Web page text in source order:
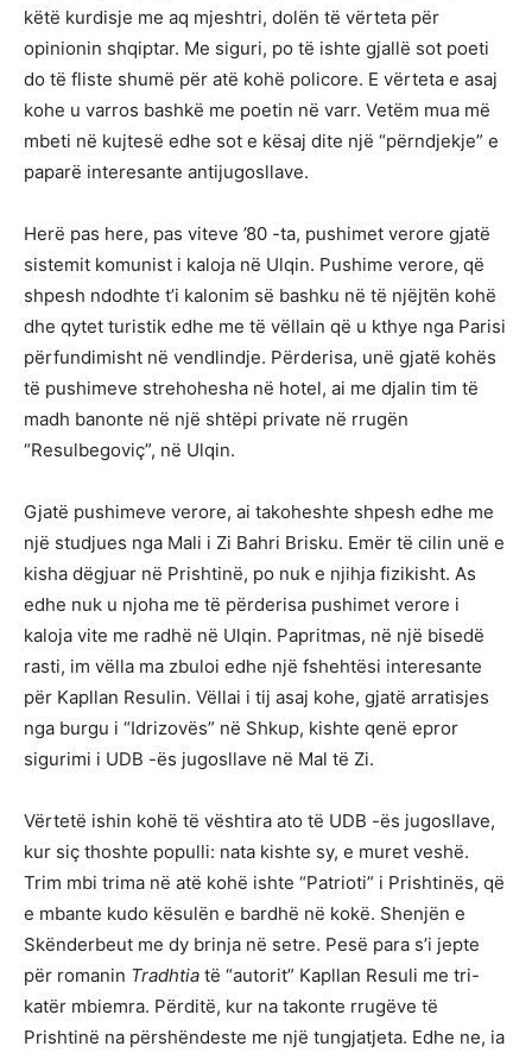
këtë kurdisje me aq mjeshtri, dolën të vërteta për
opinionin shqiptar. Me siguri, po të ishte gjallë sot poeti
do të fliste shumë për atë kohë policore. E vërteta e asaj
kohe u varros bashkë me poetin në varr. Vetëm mua më
mbeti në kujtesë edhe sot e kësaj dite një “përndjekje” e
paparë interesante antijugosllave.
Herë pas here, pas viteve ’80 -ta, pushimet verore gjatë
sistemit komunist i kaloja në Ulqin. Pushime verore, që
shpesh ndodhte t’i kalonim së bashku në të njëjtën kohë
dhe qytet turistik edhe me të vëllain që u kthye nga Parisi
përfundimisht në vendlindje. Përderisa, unë gjatë kohës
të pushimeve strehohesha në hotel, ai me djalin tim të
madh banonte në një shtëpi private në rrugën
“Resulbegoviç”, në Ulqin.
Gjatë pushimeve verore, ai takoheshte shpesh edhe me
një studjues nga Mali i Zi Bahri Brisku. Emër të cilin unë e
kisha dëgjuar në Prishtinë, po nuk e njihja fizikisht. As
edhe nuk u njoha me të përderisa pushimet verore i
kaloja vite me radhë në Ulqin. Papritmas, në një bisedë
rasti, im vëlla ma zbuloi edhe një fshehtësi interesante
për Kapllan Resulin. Vëllai i tij asaj kohe, gjatë arratisjes
nga burgu i “Idrizovës” në Shkup, kishte qenë epror
sigurimi i UDB -ës jugosllave në Mal të Zi.
Vërtetë ishin kohë të vështira ato të UDB -ës jugosllave,
kur siç thoshte populli: nata kishte sy, e muret veshë.
Trim mbi trima në atë kohë ishte “Patrioti” i Prishtinës, që
e mbante kudo kësulën e bardhë në kokë. Shenjën e
Skënderbeut me dy brinja në setre. Pesë para s’i jepte
për romanin Tradhtia të “autorit” Kapllan Resuli me tri-
katër mbiemra. Përditë, kur na takonte rrugëve të
Prishtinë na përshëndeste me një tungjatjeta. Edhe ne, ia